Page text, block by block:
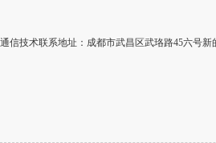
通信技术联系地址：成都市武昌区武珞路45六号